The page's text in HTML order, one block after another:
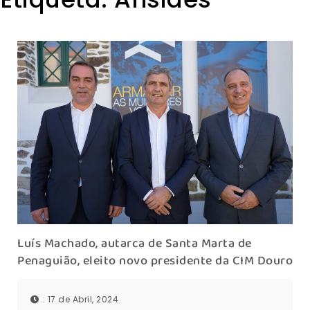
Luís Machado, autarca de Santa Marta de
Penaguião, eleito novo presidente da CIM Douro
: 17 de Abril, 2024